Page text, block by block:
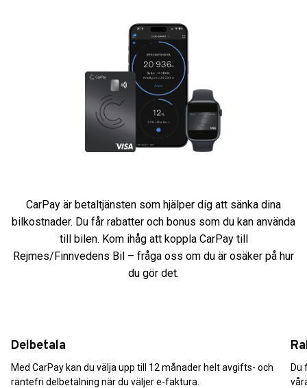
CarPay är betaltjänsten som hjälper dig att sänka dina
bilkostnader. Du får rabatter och bonus som du kan använda
till bilen. Kom ihåg att koppla CarPay till
Rejmes/Finnvedens Bil – fråga oss om du är osäker på hur
du gör det.
Delbetala
Med CarPay kan du välja upp till 12 månader helt avgifts- och
räntefri delbetalning när du väljer e-faktura.
Du